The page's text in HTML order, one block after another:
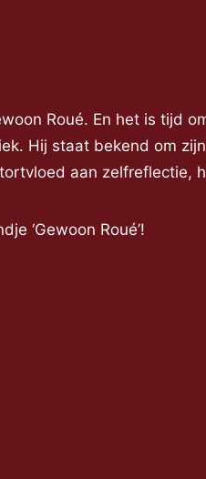
Roué. En het is tijd
Hij staat bekend om
aan zelfreflectie,
‘Gewoon Roué’!